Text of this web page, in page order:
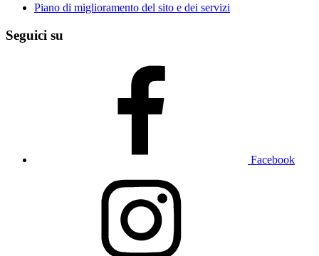
Piano di miglioramento del sito e dei servizi
Seguici su
Facebook